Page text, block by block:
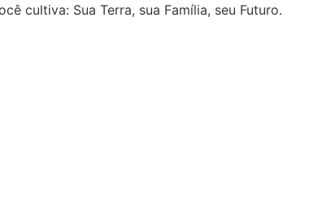
cultiva: Sua Terra, sua Família, seu Futuro.